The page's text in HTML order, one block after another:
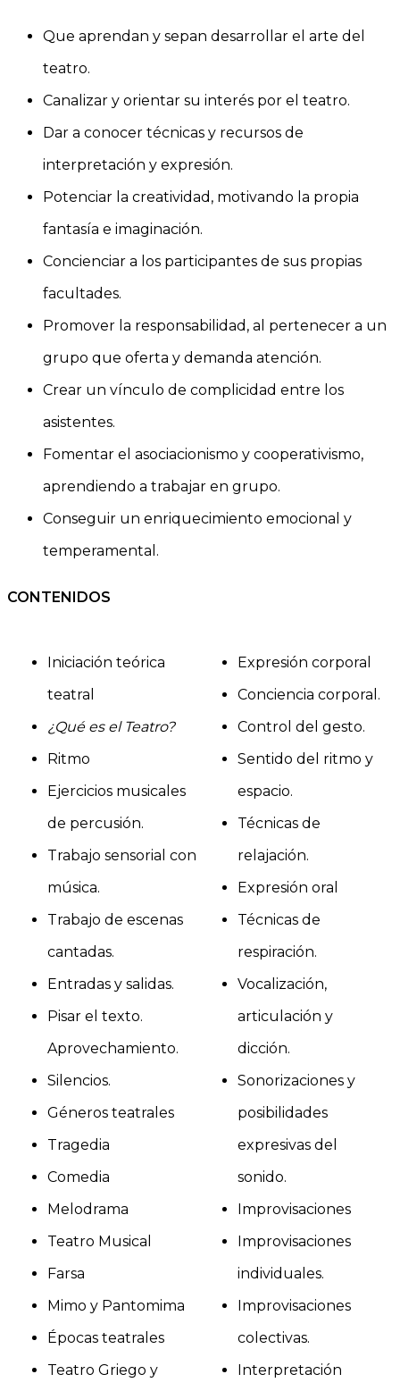
Que aprendan y sepan desarrollar el arte del
teatro.
Canalizar y orientar su interés por el teatro.
Dar a conocer técnicas y recursos de
interpretación y expresión.
Potenciar la creatividad, motivando la propia
fantasía e imaginación.
Concienciar a los participantes de sus propias
facultades.
Promover la responsabilidad, al pertenecer a un
grupo que oferta y demanda atención.
Crear un vínculo de complicidad entre los
asistentes.
Fomentar el asociacionismo y cooperativismo,
aprendiendo a trabajar en grupo.
Conseguir un enriquecimiento emocional y
temperamental.
CONTENIDOS
Iniciación teórica
teatral
¿Qué es el Teatro?
Ritmo
Ejercicios musicales
de percusión.
Trabajo sensorial con
música.
Trabajo de escenas
cantadas.
Entradas y salidas.
Pisar el texto.
Aprovechamiento.
Silencios.
Géneros teatrales
Tragedia
Comedia
Melodrama
Teatro Musical
Farsa
Mimo y Pantomima
Épocas teatrales
Teatro Griego y
Expresión corporal
Conciencia corporal.
Control del gesto.
Sentido del ritmo y
espacio.
Técnicas de
relajación.
Expresión oral
Técnicas de
respiración.
Vocalización,
articulación y
dicción.
Sonorizaciones y
posibilidades
expresivas del
sonido.
Improvisaciones
Improvisaciones
individuales.
Improvisaciones
colectivas.
Interpretación